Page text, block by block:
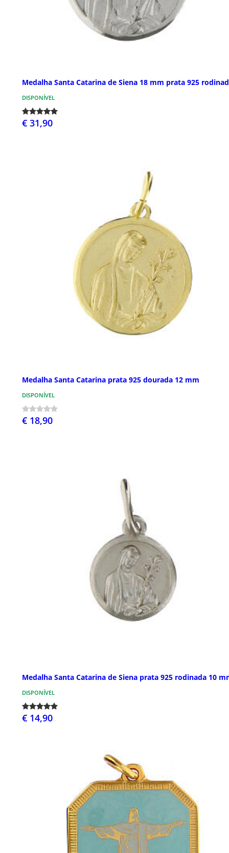
Medalha Santa Catarina de Siena 18 mm prata 925
DISPONÍVEL
€ 31,90
Medalha Santa Catarina prata 925 dourada 12 mm
DISPONÍVEL
€ 18,90
Medalha Santa Catarina de Siena prata 925 rodinada 10
DISPONÍVEL
€ 14,90